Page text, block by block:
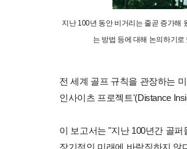
지난 100년 동안 비거리는 줄곧 증가해
는 방법 등에 대해 논의하기
전 세계 골프 규칙을 관장하는
인사이츠 프로젝트'(Distance
이 보고서는 "지난 100년간 골
장기적인 미래에 바람직하지 않